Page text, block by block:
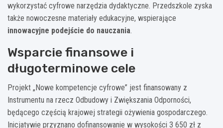
wykorzystać cyfrowe narzędzia dydaktyczne. Przedszkole zyska
także nowoczesne materiały edukacyjne, wspierające
innowacyjne podejście do nauczania.
Wsparcie finansowe i
długoterminowe cele
Projekt „Nowe kompetencje cyfrowe” jest finansowany z
Instrumentu na rzecz Odbudowy i Zwiększania Odporności,
będącego częścią krajowej strategii ożywienia gospodarczego.
Inicjatywie przyznano dofinansowanie w wysokości 3 650 zł z